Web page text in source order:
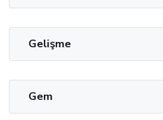
Gelişme
Gem